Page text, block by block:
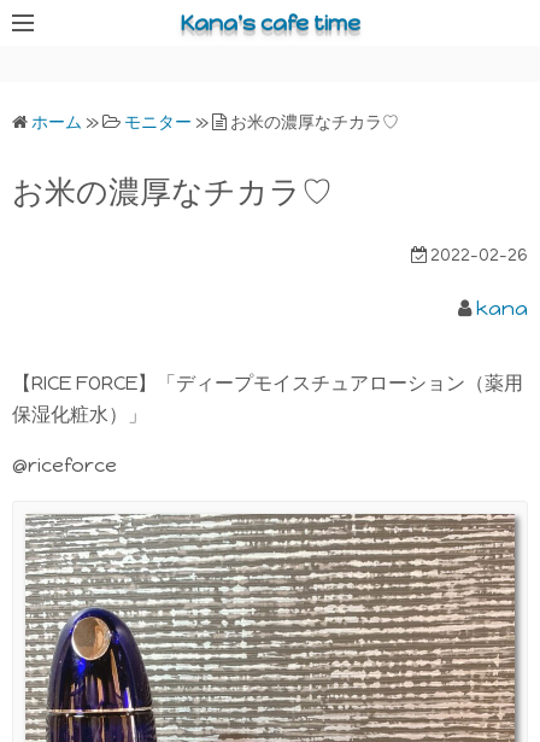
コ
ス
Kana's cafe time
ホーム » モニター » お米の濃厚なチカラ♡
お米の濃厚なチカラ♡
2022-02-26
kana
【RICE FORCE】「ディープモイスチュアローション（薬用
保湿化粧水）」
@riceforce